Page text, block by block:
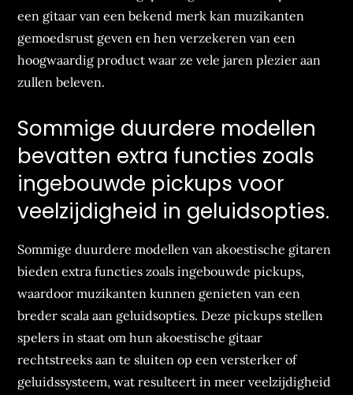
een gitaar van een bekend merk kan muzikanten
gemoedsrust geven en hen verzekeren van een
hoogwaardig product waar ze vele jaren plezier aan
zullen beleven.
Sommige duurdere modellen
bevatten extra functies zoals
ingebouwde pickups voor
veelzijdigheid in geluidsopties.
Sommige duurdere modellen van akoestische gitaren
bieden extra functies zoals ingebouwde pickups,
waardoor muzikanten kunnen genieten van een
breder scala aan geluidsopties. Deze pickups stellen
spelers in staat om hun akoestische gitaar
rechtstreeks aan te sluiten op een versterker of
geluidssysteem, wat resulteert in meer veelzijdigheid